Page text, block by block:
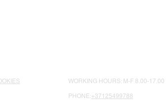
WORKING HOURS: M-F 8.00-17.00
PHONE:+37125499788